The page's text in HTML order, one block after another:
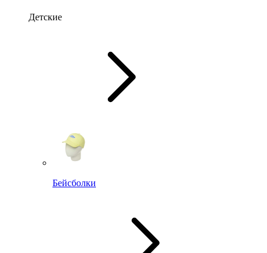
Детские
Бейсболки